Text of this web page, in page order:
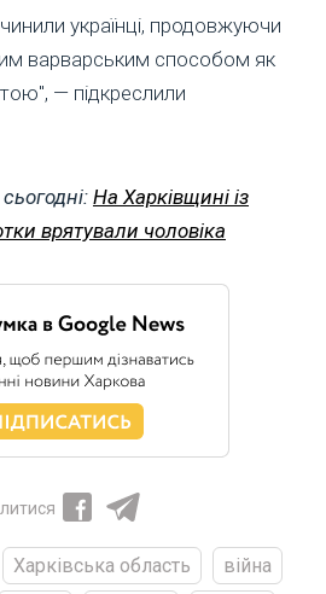
українці, продовжуючи
варварським способом як
— підкреслили
На Харківщині із
врятували чоловіка
Харківська область війна